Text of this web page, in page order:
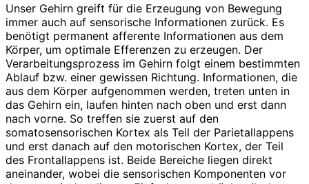
Unser Gehirn greift für die Erzeugung von Bewegung
immer auch auf sensorische Informationen zurück. Es
benötigt permanent afferente Informationen aus dem
Körper, um optimale Efferenzen zu erzeugen. Der
Verarbeitungsprozess im Gehirn folgt einem bestimmten
Ablauf bzw. einer gewissen Richtung. Informationen, die
aus dem Körper aufgenommen werden, treten unten in
das Gehirn ein, laufen hinten nach oben und erst dann
nach vorne. So treffen sie zuerst auf den
somatosensorischen Kortex als Teil der Parietallappens
und erst danach auf den motorischen Kortex, der Teil
des Frontallappens ist. Beide Bereiche liegen direkt
aneinander, wobei die sensorischen Komponenten vor